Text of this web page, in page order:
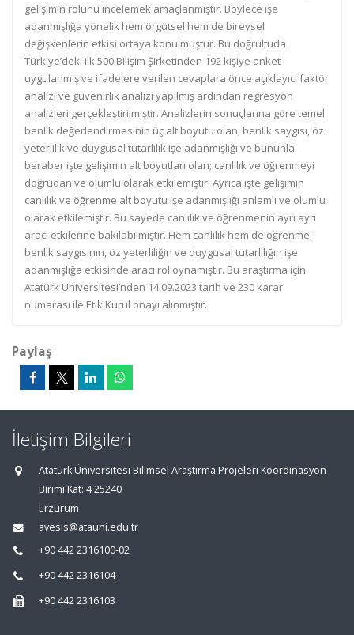
gelişimin rolünü incelemek amaçlanmıştır. Böylece işe
adanmışlığa yönelik hem örgütsel hem de bireysel
değişkenlerin etkisi ortaya konulmuştur. Bu doğrultuda
Türkiye’deki ilk 500 Bilişim Şirketinden 192 kişiye anket
uygulanmış ve ifadelere verilen cevaplara önce açıklayıcı faktör
analizi ve güvenirlik analizi yapılmış ardından regresyon
analizleri gerçekleştirilmiştir. Analizlerin sonuçlarına göre temel
benlik değerlendirmesinin üç alt boyutu olan; benlik saygısı, öz
yeterlilik ve duygusal tutarlılık işe adanmışlığı ve bununla
beraber işte gelişimin alt boyutları olan; canlılık ve öğrenmeyi
doğrudan ve olumlu olarak etkilemiştir. Ayrıca işte gelişimin
canlılık ve öğrenme alt boyutu işe adanmışlığı anlamlı ve olumlu
olarak etkilemiştir. Bu sayede canlılık ve öğrenmenin ayrı ayrı
aracı etkilerine bakılabilmiştir. Hem canlılık hem de öğrenme;
benlik saygısının, öz yeterliliğin ve duygusal tutarlılığın işe
adanmışlığa etkisinde aracı rol oynamıştır. Bu araştırma için
Atatürk Üniversitesi’nden 14.09.2023 tarih ve 230 karar
numarası ile Etik Kurul onayı alınmıştır.
Paylaş
İletişim Bilgileri
Atatürk Üniversitesi Bilimsel Araştırma Projeleri Koordinasyon
Birimi Kat: 4 25240
Erzurum
avesis@atauni.edu.tr
+90 442 2316100-02
+90 442 2316104
+90 442 2316103